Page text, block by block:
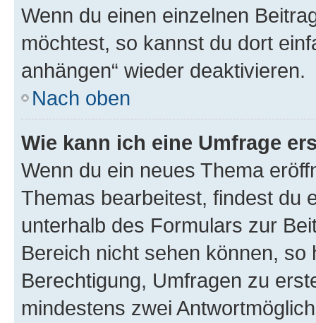
Wenn du einen einzelnen
möchtest, so kannst du dort
anhängen“ wieder deaktivieren.
Nach oben
Wie kann ich eine Umfrage
Wenn du ein neues Thema
Themas bearbeitest, findest du
unterhalb des Formulars zur
Bereich nicht sehen können,
Berechtigung, Umfragen zu
mindestens zwei